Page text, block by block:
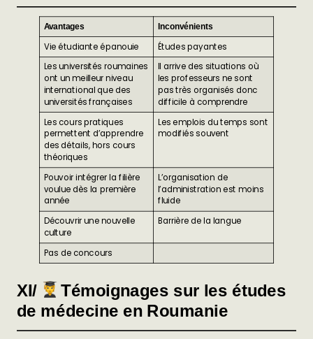
Avantages Inconvénients
Vie étudiante épanouie
Études payantes
Les universités roumaines
ont un meilleur niveau
international que des
universités françaises
Il arrive des situations où
les professeurs ne sont
pas très organisés donc
difficile à comprendre
Les cours pratiques
permettent d’apprendre
des détails, hors cours
théoriques
Les emplois du temps sont
modifiés souvent
Pouvoir intégrer la filière
voulue dès la première
année
L’organisation de
l’administration est moins
fluide
Découvrir une nouvelle
culture
Barrière de la langue
Pas de concours
XI/
Témoignages sur les études
de médecine en Roumanie